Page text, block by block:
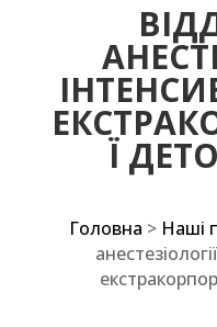
Ї
Головна > Наші